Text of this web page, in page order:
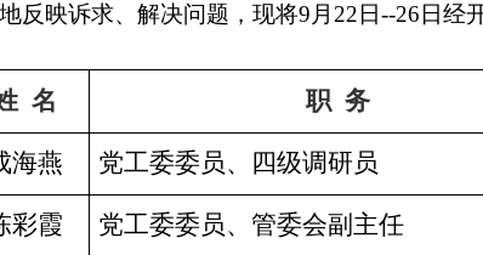
反映诉求、解决问题，现将9月22日--26日经
名 职 务
海燕 党工委委员、四级调研员
彩霞 党工委委员、管委会副主任